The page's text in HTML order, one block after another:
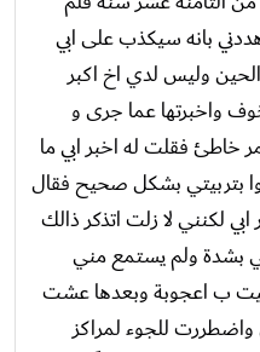
بانه سيكذب على ابي
وليس لدي اخ اكبر
واخبرتها عما جرى و
خاطئ فقلت له اخبر ابي ما
بتربيتي بشكل صحيح فقال
لكنني لا زلت اتذكر ذالك
بشدة ولم يستمع مني
ب اعجوبة وبعدها عشت
للجوء لمراكز